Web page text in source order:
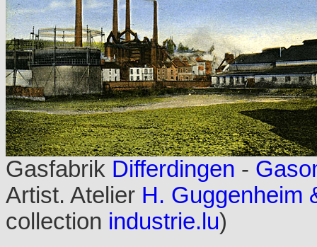
Gasfabrik Differdingen -
Artist. Atelier H. Guggenheim
collection industrie.lu)